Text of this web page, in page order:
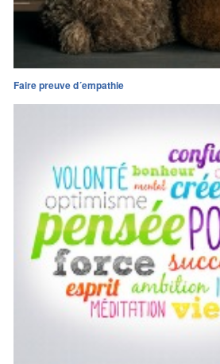
Faire preuve d´empathie